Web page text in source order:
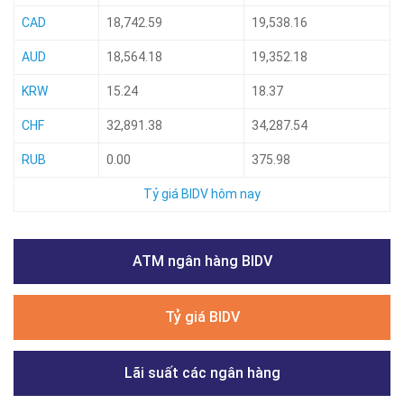
CAD 18,742.59 19,538.16
AUD 18,564.18 19,352.18
KRW 15.24 18.37
CHF 32,891.38 34,287.54
RUB 0.00 375.98
Tỷ giá BIDV hôm nay
ATM ngân hàng BIDV
Tỷ giá BIDV
Lãi suất các ngân hàng